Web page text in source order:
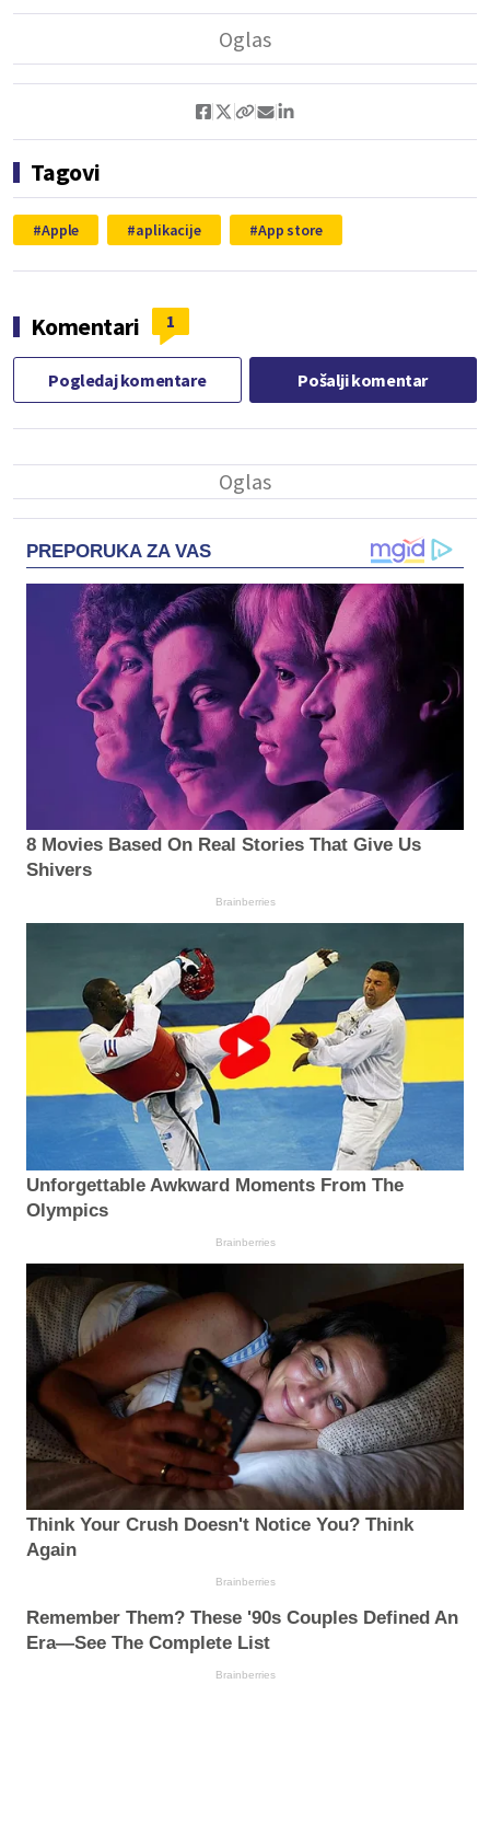
Tagovi
Apple aplikacije App store
Komentari 1
Pogledaj komentare Pošalji komentar
PREPORUKA ZA VAS
8 Movies Based On Real Stories That Give Us
Shivers
Brainberries
Unforgettable Awkward Moments From The
Olympics
Brainberries
Think Your Crush Doesn't Notice You? Think
Again
Brainberries
Remember Them? These '90s Couples Defined An
Era—See The Complete List
Brainberries